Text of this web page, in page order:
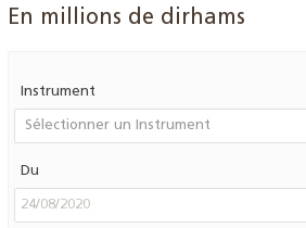
En millions de dirhams
Instrument
Du